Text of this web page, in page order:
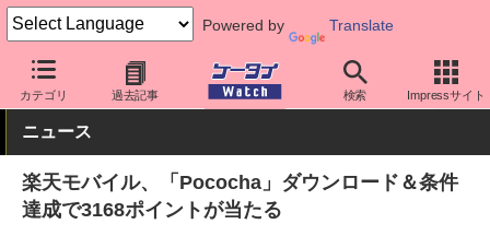
Powered by Translate
カテゴリ 過去記事 検索 Impressサイト
ケータイ Watch アプリ・サービス 動画・音楽・ゲーム
ニュース
楽天モバイル、「Pococha」ダウンロード＆条件
達成で3168ポイントが当たる